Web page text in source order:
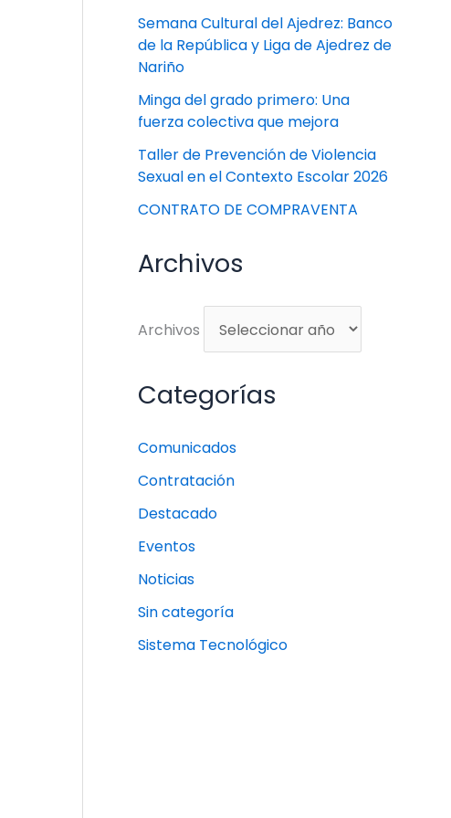
Semana Cultural del Ajedrez: Banco
de la República y Liga de Ajedrez de
Nariño
Minga del grado primero: Una
fuerza colectiva que mejora
Taller de Prevención de Violencia
Sexual en el Contexto Escolar 2026
CONTRATO DE COMPRAVENTA
Archivos
Archivos
Categorías
Comunicados
Contratación
Destacado
Eventos
Noticias
Sin categoría
Sistema Tecnológico